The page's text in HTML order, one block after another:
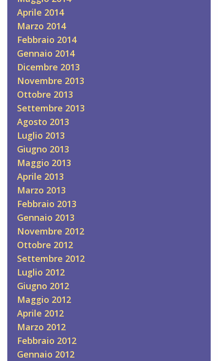
Aprile 2014
Marzo 2014
Febbraio 2014
Gennaio 2014
Dicembre 2013
Novembre 2013
Ottobre 2013
Settembre 2013
Agosto 2013
Luglio 2013
Giugno 2013
Maggio 2013
Aprile 2013
Marzo 2013
Febbraio 2013
Gennaio 2013
Novembre 2012
Ottobre 2012
Settembre 2012
Luglio 2012
Giugno 2012
Maggio 2012
Aprile 2012
Marzo 2012
Febbraio 2012
Gennaio 2012